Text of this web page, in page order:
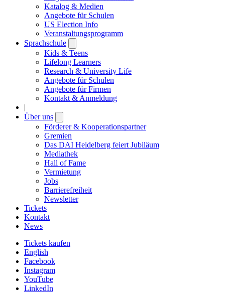
Katalog & Medien
Angebote für Schulen
US Election Info
Veranstaltungsprogramm
Sprachschule
submenu
Kids & Teens
Lifelong Learners
Research & University Life
Angebote für Schulen
Angebote für Firmen
Kontakt & Anmeldung
|
Über uns
submenu
Förderer & Kooperationspartner
Gremien
Das DAI Heidelberg feiert Jubiläum
Mediathek
Hall of Fame
Vermietung
Jobs
Barrierefreiheit
Newsletter
Tickets
Kontakt
News
Tickets kaufen
English
Facebook
Instagram
YouTube
LinkedIn